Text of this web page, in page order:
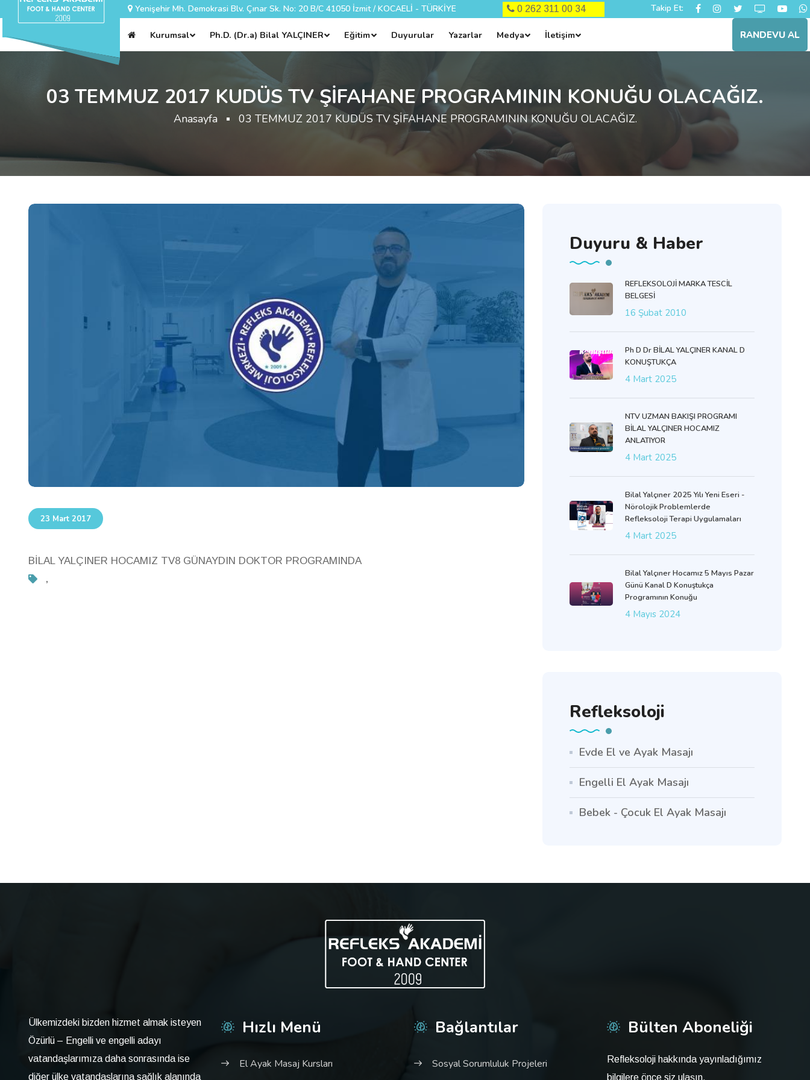
Yenişehir Mh. Demokrasi Blv. Çınar Sk. No: 20 B/C 41050 İzmit / KOCAELİ - TÜRKİYE 0 262 311 00 34 Takip Et:
Kurumsal Ph.D. (Dr.a) Bilal YALÇINER Eğitim Duyurular Yazarlar Medya İletişim RANDEVU AL
03 TEMMUZ 2017 KUDÜS TV ŞİFAHANE PROGRAMININ KONUĞU OLACAĞIZ.
Anasayfa 03 TEMMUZ 2017 KUDÜS TV ŞİFAHANE PROGRAMININ KONUĞU OLACAĞIZ.
23 Mart 2017
BİLAL YALÇINER HOCAMIZ TV8 GÜNAYDIN DOKTOR PROGRAMINDA
,
Duyuru & Haber
REFLEKSOLOJİ MARKA TESCİL
BELGESİ
16 Şubat 2010
Ph D Dr BİLAL YALÇINER KANAL D
KONUŞTUKÇA
4 Mart 2025
NTV UZMAN BAKIŞI PROGRAMI
BİLAL YALÇINER HOCAMIZ
ANLATIYOR
4 Mart 2025
Bilal Yalçıner 2025 Yılı Yeni Eseri -
Nörolojik Problemlerde
Refleksoloji Terapi Uygulamaları
4 Mart 2025
Bilal Yalçıner Hocamız 5 Mayıs Pazar
Günü Kanal D Konuştukça
Programının Konuğu
4 Mayıs 2024
Refleksoloji
Evde El ve Ayak Masajı
Engelli El Ayak Masajı
Bebek - Çocuk El Ayak Masajı
Ülkemizdeki bizden hizmet almak isteyen
Özürlü – Engelli ve engelli adayı
vatandaşlarımıza daha sonrasında ise
diğer ülke vatandaşlarına sağlık alanında
Hızlı Menü
El Ayak Masaj Kursları
Bağlantılar
Sosyal Sorumluluk Projeleri
Bülten Aboneliği
Refleksoloji hakkında yayınladığımız
bilgilere önce siz ulaşın.